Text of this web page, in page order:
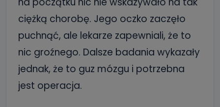
ciężką chorobę. Jego oczko zaczęło
puchnąć, ale lekarze zapewniali, że to
nic groźnego. Dalsze badania wykazały
jednak, że to guz mózgu i potrzebna
jest operacja.